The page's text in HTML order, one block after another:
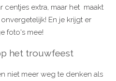
centjes extra, maar het maakt
En je krijgt er
foto's mee!
het trouwfeest
niet meer weg te denken als